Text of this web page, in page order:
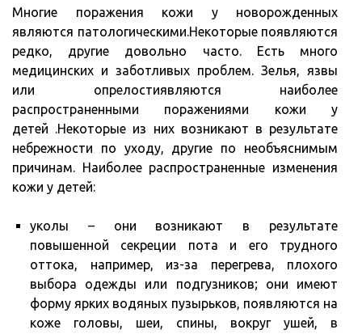
Многие поражения кожи у новорожденных
являются патологическими.Некоторые появляются
редко, другие довольно часто. Есть много
медицинских и заботливых проблем. Зелья, язвы
или опрелостиявляются наиболее
распространенными поражениями кожи у
детей .Некоторые из них возникают в результате
небрежности по уходу, другие по необъяснимым
причинам. Наиболее распространенные изменения
кожи у детей:
уколы – они возникают в результате
повышенной секреции пота и его трудного
оттока, например, из-за перегрева, плохого
выбора одежды или подгузников; они имеют
форму ярких водяных пузырьков, появляются на
коже головы, шеи, спины, вокруг ушей, в